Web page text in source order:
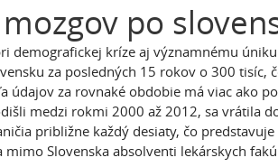
po
demografickej kríze aj významnému
za posledných 15 rokov o 300 tisíc,
údajov za rovnaké obdobie má viac ako
medzi rokmi 2000 až 2012, sa vrátila
približne každý desiaty, čo
mimo Slovenska absolventi lekárskych